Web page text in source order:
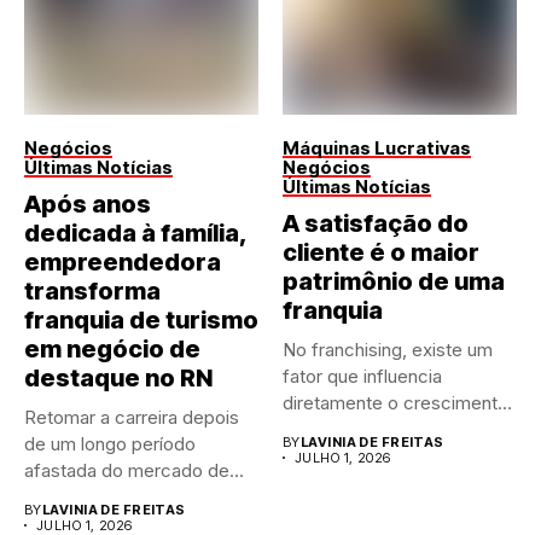
Negócios
Últimas Notícias
Após anos
dedicada à família,
empreendedora
transforma
franquia de turismo
em negócio de
destaque no RN
Retomar a carreira depois
de um longo período
afastada do mercado de...
BYLAVINIA DE FREITAS
JULHO 1, 2026
Máquinas Lucrativas
Negócios
Últimas Notícias
A satisfação do
cliente é o maior
patrimônio de uma
franquia
No franchising, existe um
fator que influencia
diretamente o crescimento
BYLAVINIA DE FREITAS
JULHO 1, 2026